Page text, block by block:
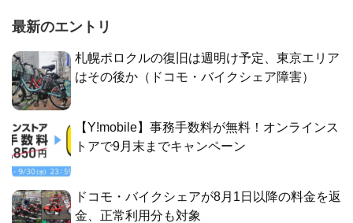
最新のエントリ
札幌ポロクルの復旧は週明け予定、東京エリア
はその後か（ドコモ・バイクシェア障害）
【Y!mobile】事務手数料が無料！オンラインス
トアで9月末までキャンペーン
ドコモ・バイクシェアが8月1日以降の料金を返
金、正常利用分も対象